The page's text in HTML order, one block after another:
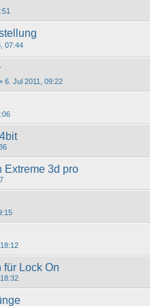
07:44
6. Jul 2011, 09:22
Extreme 3d pro
für Lock On